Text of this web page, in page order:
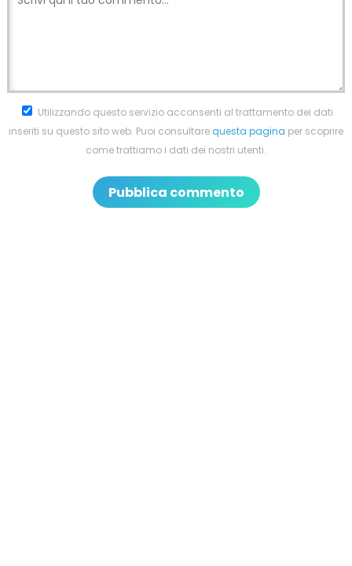
Utilizzando questo servizio acconsenti al trattamento dei dati
inseriti su questo sito web. Puoi consultarequesta pagina per scoprire
come trattiamo i dati dei nostri utenti.